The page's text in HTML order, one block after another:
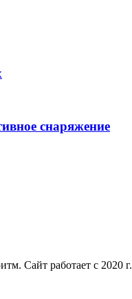
снаряжение
Сайт работает с 2020 г.